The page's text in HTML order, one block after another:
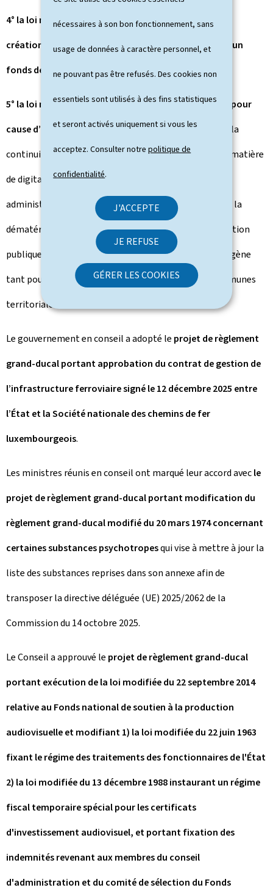
nécessaires à son bon fonctionnement, sans
usage de données à caractère personnel, et
ne pouvant pas être refusés. Des cookies non
essentiels sont utilisés à des fins statistiques
et seront activés uniquement si vous les
acceptez. Consulter notrepolitique de
confidentialité.
J'ACCEPTE
JE REFUSE
GÉRER LES COOKIES
4° la loi modifiée du 16 août 1967 ayant pour objet la
création d’une grande voirie de communication et d’un
fonds des routes ;
5° la loi modifiée du 15 mars 1979 sur l’expropriation pour
cause d’utilité publique.Le projet de loi s’inscrit dans la
continuité des efforts menés par le gouvernement en matière
de digitalisation et de simplification des démarches
administratives, et ce en procédant, à titre principal, à la
dématérialisation de certaines procédures de consultation
publique. L’idée étant d’instaurer une procédure homogène
tant pour les personnes intéressées que pour les communes
territorialement concernées.
Le gouvernement en conseil a adopté le projet de règlement
grand-ducal portant approbation du contrat de gestion de
l’infrastructure ferroviaire signé le 12 décembre 2025 entre
l’État et la Société nationale des chemins de fer
luxembourgeois.
Les ministres réunis en conseil ont marqué leur accord avecle
projet de règlement grand-ducal portant modification du
règlement grand-ducal modifié du 20 mars 1974 concernant
certaines substances psychotropesqui vise à mettre à jour la
liste des substances reprises dans son annexe afin de
transposer la directive déléguée (UE) 2025/2062 de la
Commission du 14 octobre 2025.
Le Conseil a approuvé le projet de règlement grand-ducal
portant exécution de la loi modifiée du 22 septembre 2014
relative au Fonds national de soutien à la production
audiovisuelle et modifiant 1) la loi modifiée du 22 juin 1963
fixant le régime des traitements des fonctionnaires de l'État
2) la loi modifiée du 13 décembre 1988 instaurant un régime
fiscal temporaire spécial pour les certificats
d'investissement audiovisuel, et portant fixation des
indemnités revenant aux membres du conseil
d'administration et du comité de sélection du Fonds